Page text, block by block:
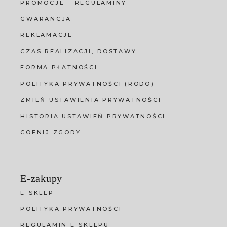
PROMOCJE – REGULAMINY
GWARANCJA
REKLAMACJE
CZAS REALIZACJI, DOSTAWY
FORMA PŁATNOŚCI
POLITYKA PRYWATNOŚCI (RODO)
ZMIEŃ USTAWIENIA PRYWATNOŚCI
HISTORIA USTAWIEŃ PRYWATNOŚCI
COFNIJ ZGODY
E-zakupy
E-SKLEP
POLITYKA PRYWATNOŚCI
REGULAMIN E-SKLEPU